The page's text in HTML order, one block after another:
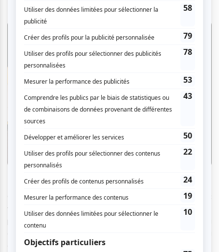
C’est un peu ce que veut démontrer
au public
familial qui s’installe dans la salle circulaire de la TOHU. Les
personnages hauts en couleur utilisent les éléments du
corde à linge, la piscine, la table à pique-nique, pour leurs